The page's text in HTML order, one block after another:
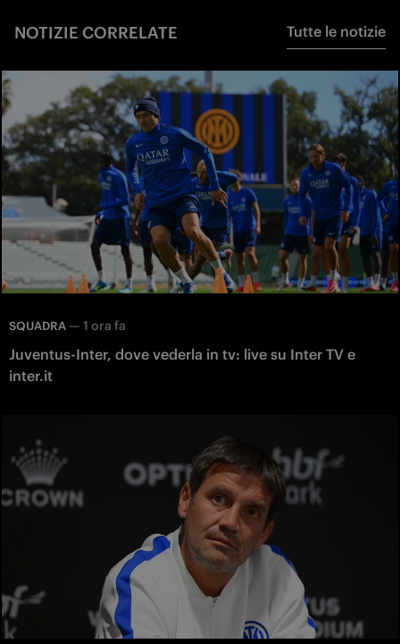
NOTIZIE CORRELATE Tutte le notizie
SQUADRA — 1 ora fa
Juventus-Inter, dove vederla in tv: live su Inter TV e
inter.it